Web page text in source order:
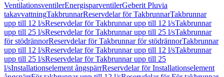
VentilationsventilerEnergisparventilerGeberit Pluvia
takavvattningTakbrunnarReservdelar för TakbrunnarTakbrunnar
upp till 12 l/sReservdelar för Takbrunnar upp till 12 l/sTakbrunnar
upp till 25 l/sReservdelar för Takbrunnar upp till 25 l/sTakbrunnar
för stödrännorReservdelar för Takbrunnar för stödrännorTakbrunnar
upp till 12 l/sReservdelar för Takbrunnar upp till 12 l/sTakbrunnar
upp till 25 l/sReservdelar för Takbrunnar upp till 25
l/sInstallationselement ångspärrReservdelar för Installationselement